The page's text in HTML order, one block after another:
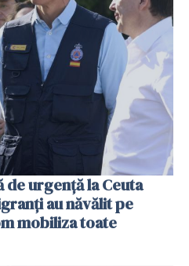
de urgență la Ceuta
au năvălit pe
mobiliza toate